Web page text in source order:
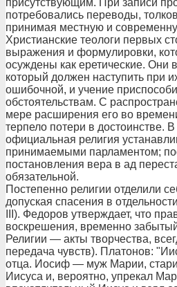
присутствующим. При записи
потребовались переводы,
принимая местную и
Христианские теологи первых
выражения и формулировки,
осуждены как еретические. Они
который должен наступить при
ошибочной, и учение
обстоятельствам. С
мере расширения его во
терпело потери в достоинстве.
официальная религия
принимаемыми парламентом;
постановления вера в ад
обязательной.
Постепенно религии отделили
допуская спасения в
III). Федоров утверждает, что
воскрешения, временно
Религии — акты творчества,
передача чувств). Платонов:
отца. Иосиф — муж Марии,
Иисуса и, вероятно, упрекал